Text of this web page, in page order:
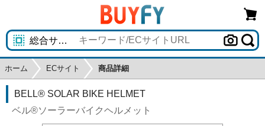
ホーム ECサイト 商品詳細
BELL® SOLAR BIKE HELMET
ベル®ソーラーバイクヘルメット